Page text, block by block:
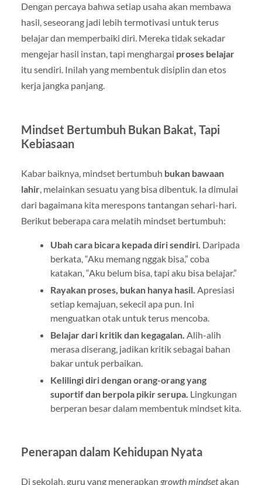
Dengan percaya bahwa setiap usaha akan membawa
hasil, seseorang jadi lebih termotivasi untuk terus
belajar dan memperbaiki diri. Mereka tidak sekadar
mengejar hasil instan, tapi menghargai proses belajar
itu sendiri. Inilah yang membentuk disiplin dan etos
kerja jangka panjang.
Mindset Bertumbuh Bukan Bakat, Tapi
Kebiasaan
Kabar baiknya, mindset bertumbuh bukan bawaan
lahir, melainkan sesuatu yang bisa dibentuk. Ia dimulai
dari bagaimana kita merespons tantangan sehari-hari.
Berikut beberapa cara melatih mindset bertumbuh:
Ubah cara bicara kepada diri sendiri. Daripada
berkata, “Aku memang nggak bisa,” coba
katakan, “Aku belum bisa, tapi aku bisa belajar.”
Rayakan proses, bukan hanya hasil. Apresiasi
setiap kemajuan, sekecil apa pun. Ini
menguatkan otak untuk terus mencoba.
Belajar dari kritik dan kegagalan. Alih-alih
merasa diserang, jadikan kritik sebagai bahan
bakar untuk perbaikan.
Kelilingi diri dengan orang-orang yang
suportif dan berpola pikir serupa. Lingkungan
berperan besar dalam membentuk mindset kita.
Penerapan dalam Kehidupan Nyata
Di sekolah, guru yang menerapkan growth mindsetakan